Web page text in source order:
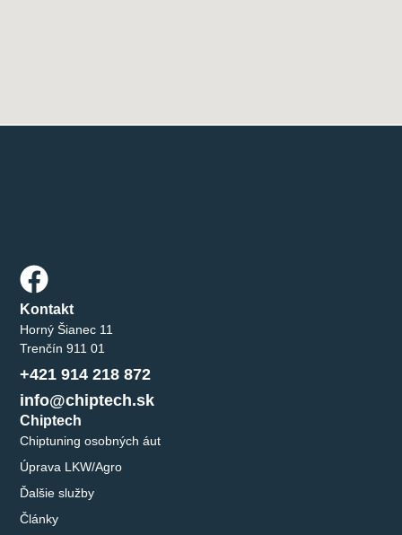
Chiptech
Chiptuning osobných áut
Úprava LKW/Agro
Ďalšie služby
Články
Kontakt
Horný Šianec 11
Trenčín 911 01
+421 914 218 872
info@chiptech.sk